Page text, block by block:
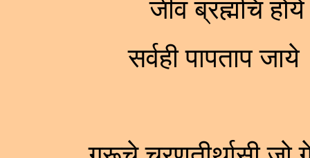
जीव ब्रह्मचि
सर्वही पापताप